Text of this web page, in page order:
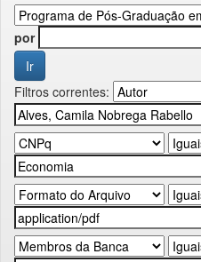
por
Filtros correntes: